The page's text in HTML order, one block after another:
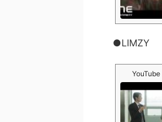
●LIMZY
YouTube